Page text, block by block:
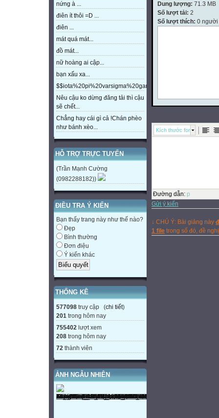
nứng à ...
điên ít thôi =D ...
điên ...
mát quá mát...
đồ mát...
nữ hoàng ai cập...
bạn xấu xa...
Nêu cậu ko dừng đăng tải thì cậu
sẽ chết...
Chẳng hay cái gì cả !Chán phèo
như bánh xèo...
HỖ TRỢ TRỰC TUYẾN
(Trần Mạnh Cường
(0982288182))
ĐIỀU TRA Ý KIẾN
Bạn thấy trang này như thế nào?
Đẹp
Bình thường
Đơn điệu
Ý kiến khác
THỐNG KÊ
577098 truy cập (chi tiết)
201 trong hôm nay
755402 lượt xem
208 trong hôm nay
72 thành viên
ẢNH NGẪU NHIÊN
Dung lượng: 71.3 MB
Số lượt tải: 2
Số lượt thích: 0 người
Kích thước font
Đường dẫn: p
Gửi ý kiến
↓ CHÚ Ý: Bài giảng này
1 file trong số đó, đề